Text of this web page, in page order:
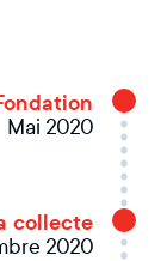
Mai 2020
collecte
2020